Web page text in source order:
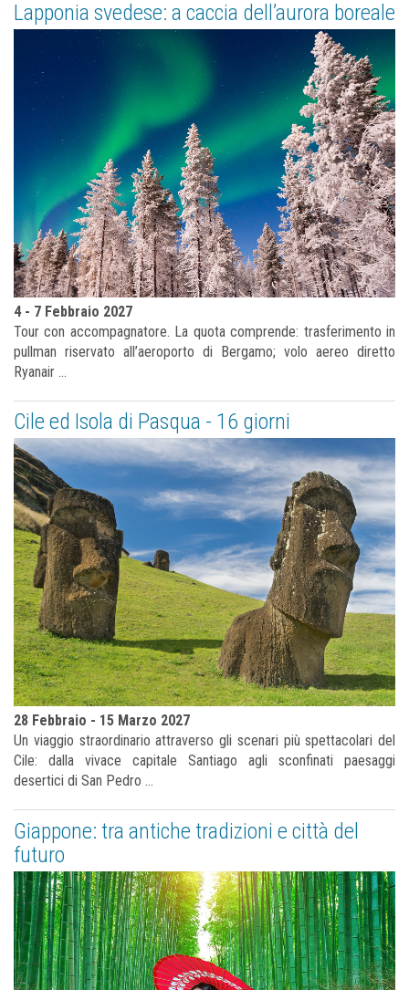
Lapponia svedese: a caccia dell’aurora boreale
4 - 7 Febbraio 2027
Tour con accompagnatore. La quota comprende: trasferimento in
pullman riservato all’aeroporto di Bergamo; volo aereo diretto
Ryanair ...
Cile ed Isola di Pasqua - 16 giorni
28 Febbraio - 15 Marzo 2027
Un viaggio straordinario attraverso gli scenari più spettacolari del
Cile: dalla vivace capitale Santiago agli sconfinati paesaggi
desertici di San Pedro ...
Giappone: tra antiche tradizioni e città del
futuro